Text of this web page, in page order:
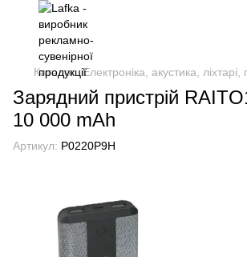
Каталог Електроніка, акустика, ліхтарі,
Зарядний пристрій
10 000 mAh
Артикул: P0220P9H